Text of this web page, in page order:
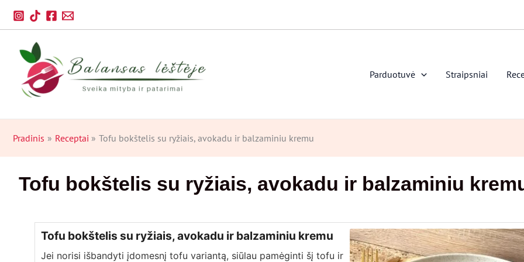
prie
Parduotuvė Straipsniai
Pradinis Receptai Tofu bokštelis su ryžiais, avokadu ir balzaminiu kremu
Tofu bokštelis su ryžiais, avokadu ir balzaminiu
Tofu bokštelis su ryžiais, avokadu ir balzaminiu kremu
Jei norisi išbandyti įdomesnį tofu variantą, siūlau pamėginti šį tofu ir